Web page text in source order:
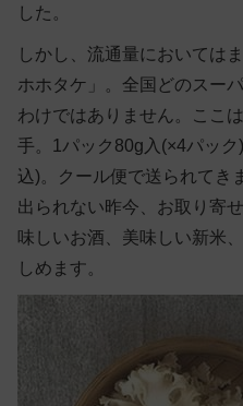
した。
しかし、流通量においては
ホホタケ」。全国どのスー
わけではありません。ここ
手。1パック80g入(×4パッ
込)。クール便で送られてき
出られない昨今、お取り寄
味しいお酒、美味しい新米
しめます。